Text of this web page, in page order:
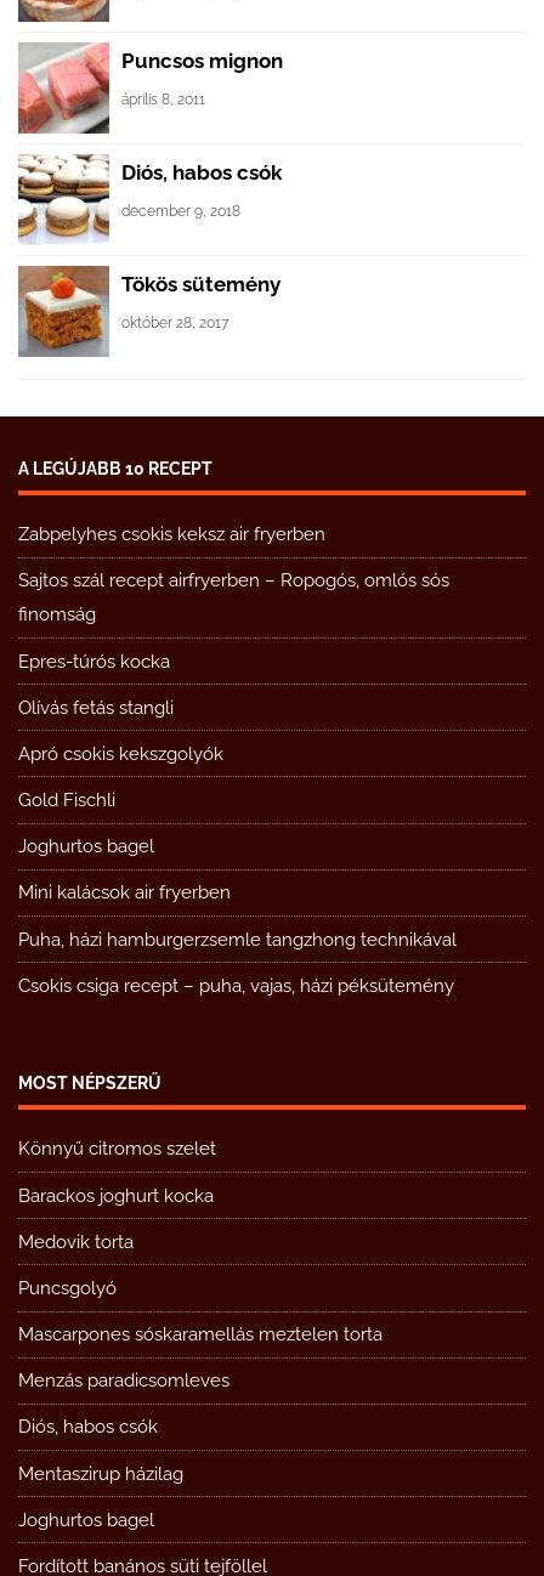
Puncsos mignon
április 8, 2011
Diós, habos csók
december 9, 2018
Tökös sütemény
október 28, 2017
A LEGÚJABB 10 RECEPT
Zabpelyhes csokis keksz air fryerben
Sajtos szál recept airfryerben – Ropogós, omlós sós
finomság
Epres-túrós kocka
Olívás fetás stangli
Apró csokis kekszgolyók
Gold Fischli
Joghurtos bagel
Mini kalácsok air fryerben
Puha, házi hamburgerzsemle tangzhong technikával
Csokis csiga recept – puha, vajas, házi péksütemény
MOST NÉPSZERŰ
Könnyű citromos szelet
Barackos joghurt kocka
Medovik torta
Puncsgolyó
Mascarpones sóskaramellás meztelen torta
Menzás paradicsomleves
Diós, habos csók
Mentaszirup házilag
Joghurtos bagel
Fordított banános süti tejföllel